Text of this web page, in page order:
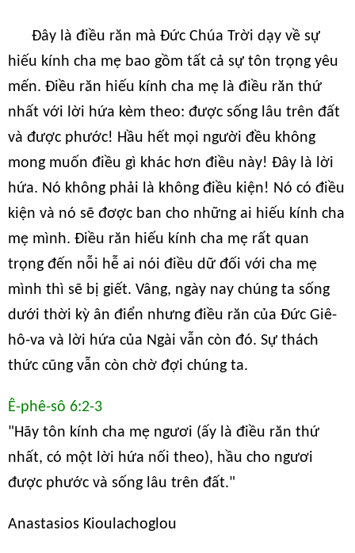
Đây là điều răn mà Đức Chúa Trời dạy về sự
hiếu kính cha mẹ bao gồm tất cả sự tôn trọng yêu
mến. Điều răn hiếu kính cha mẹ là điều răn thứ
nhất với lời hứa kèm theo: được sống lâu trên đất
và được phước! Hầu hết mọi người đều không
mong muốn điều gì khác hơn điều này! Đây là lời
hứa. Nó không phải là không điều kiện! Nó có điều
kiện và nó sẽ đơợc ban cho những ai hiếu kính cha
mẹ mình. Điều răn hiếu kính cha mẹ rất quan
trọng đến nỗi hễ ai nói điều dữ đối với cha mẹ
mình thì sẽ bị giết. Vâng, ngày nay chúng ta sống
dưới thời kỳ ân điển nhưng điều răn của Đức Giê-
hô-va và lời hứa của Ngài vẫn còn đó. Sự thách
thức cũng vẫn còn chờ đợi chúng ta.
Ê-phê-sô 6:2-3
"Hãy tôn kính cha mẹ ngươi (ấy là điều răn thứ
nhất, có một lời hứa nối theo), hầu cho ngươi
được phước và sống lâu trên đất."
Anastasios Kioulachoglou